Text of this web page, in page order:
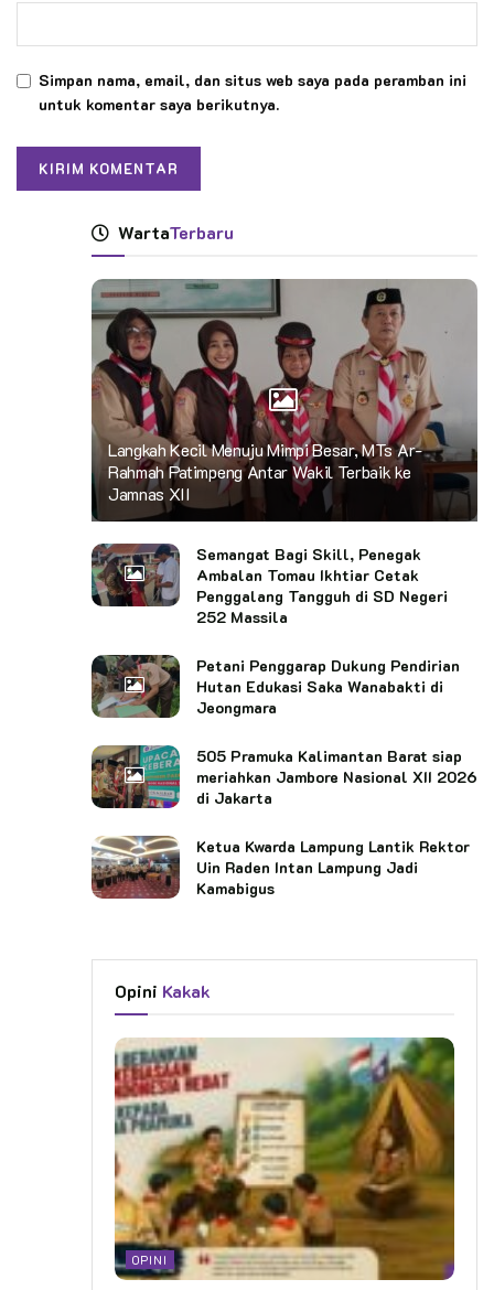
Simpan nama, email, dan situs web saya pada peramban ini
untuk komentar saya berikutnya.
WartaTerbaru
Langkah Kecil Menuju Mimpi Besar, MTs Ar-
Rahmah Patimpeng Antar Wakil Terbaik ke
Jamnas XII
Semangat Bagi Skill, Penegak
Ambalan Tomau Ikhtiar Cetak
Penggalang Tangguh di SD Negeri
252 Massila
Petani Penggarap Dukung Pendirian
Hutan Edukasi Saka Wanabakti di
Jeongmara
505 Pramuka Kalimantan Barat siap
meriahkan Jambore Nasional XII 2026
di Jakarta
Ketua Kwarda Lampung Lantik Rektor
Uin Raden Intan Lampung Jadi
Kamabigus
Opini Kakak
OPINI